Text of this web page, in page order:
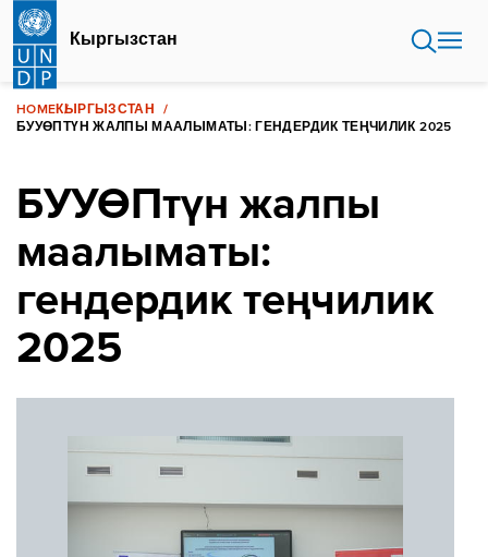
Skip
main
content
Кыргызстан
HOMEКЫРГЫЗСТАН
БУУӨПТҮН ЖАЛПЫ МААЛЫМАТЫ: ГЕНДЕРДИК ТЕҢЧИЛИК 2025
БУУӨПтүн жалпы
маалыматы:
гендердик теңчилик
2025